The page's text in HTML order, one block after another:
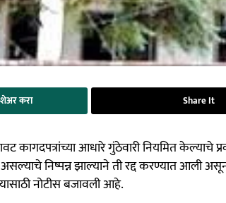
शेअर करा Share It
कागदपत्रांच्या आधारे गुंठेवारी नियमित
असल्याचे निष्पन्न झाल्याने ती रद्द करण्यात आली
नोटीस बजावली आहे.